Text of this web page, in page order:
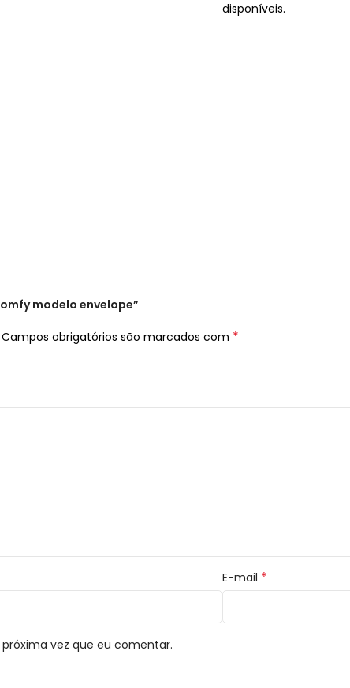
disponíveis.
modelo envelope”
Campos obrigatórios são marcados com *
E-mail *
vez que eu comentar.